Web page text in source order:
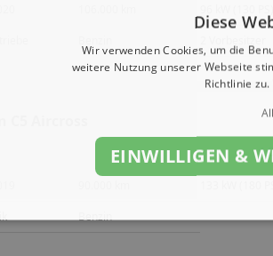
C5 Aircross
Benzin
Diese
Wir verwenden Cookies, um die
weitere Nutzung unserer Webseite
Richtlinie zu.
EINWILLIGEN &